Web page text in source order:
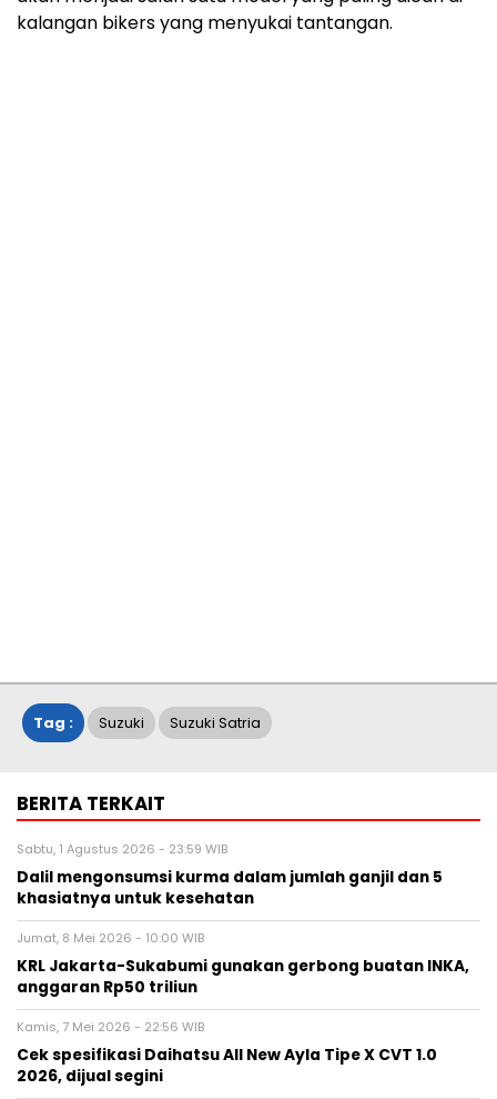
kalangan bikers yang menyukai tantangan.
Tag : Suzuki Suzuki Satria
BERITA TERKAIT
Sabtu, 1 Agustus 2026 - 23:59 WIB
Dalil mengonsumsi kurma dalam jumlah ganjil dan 5
khasiatnya untuk kesehatan
Jumat, 8 Mei 2026 - 10:00 WIB
KRL Jakarta-Sukabumi gunakan gerbong buatan INKA,
anggaran Rp50 triliun
Kamis, 7 Mei 2026 - 22:56 WIB
Cek spesifikasi Daihatsu All New Ayla Tipe X CVT 1.0
2026, dijual segini